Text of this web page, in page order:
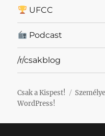
UFCC
Podcast
/r/csakblog
Csak a Kispest!
WordPress!